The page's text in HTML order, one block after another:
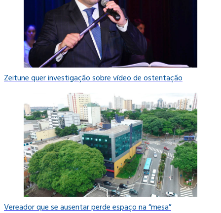
Zeitune quer investigação sobre vídeo de ostentação
Vereador que se ausentar perde espaço na “mesa”